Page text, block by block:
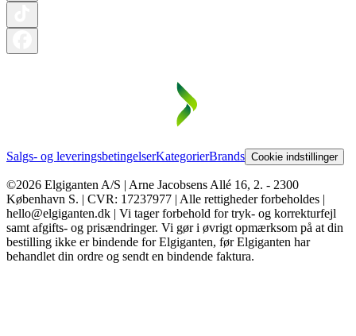
Salgs- og leveringsbetingelserKategorierBrands Cookie indstillinger
©2026 Elgiganten A/S | Arne Jacobsens Allé 16, 2. - 2300
København S. | CVR: 17237977 | Alle rettigheder forbeholdes |
hello@elgiganten.dk | Vi tager forbehold for tryk- og korrekturfejl
samt afgifts- og prisændringer. Vi gør i øvrigt opmærksom på at din
bestilling ikke er bindende for Elgiganten, før Elgiganten har
behandlet din ordre og sendt en bindende faktura.